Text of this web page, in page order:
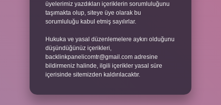
üyelerimiz yazdıkları içeriklerin sorumluluğunu
taşımakta olup, siteye üye olarak bu
sorumluluğu kabul etmiş sayılırlar.
Hukuka ve yasal düzenlemelere aykırı olduğunu
düşündüğünüz içerikleri,
backlinkpanelicomtr@gmail.com adresine
bildirmeniz halinde, ilgili içerikler yasal süre
içerisinde sitemizden kaldırılacaktır.